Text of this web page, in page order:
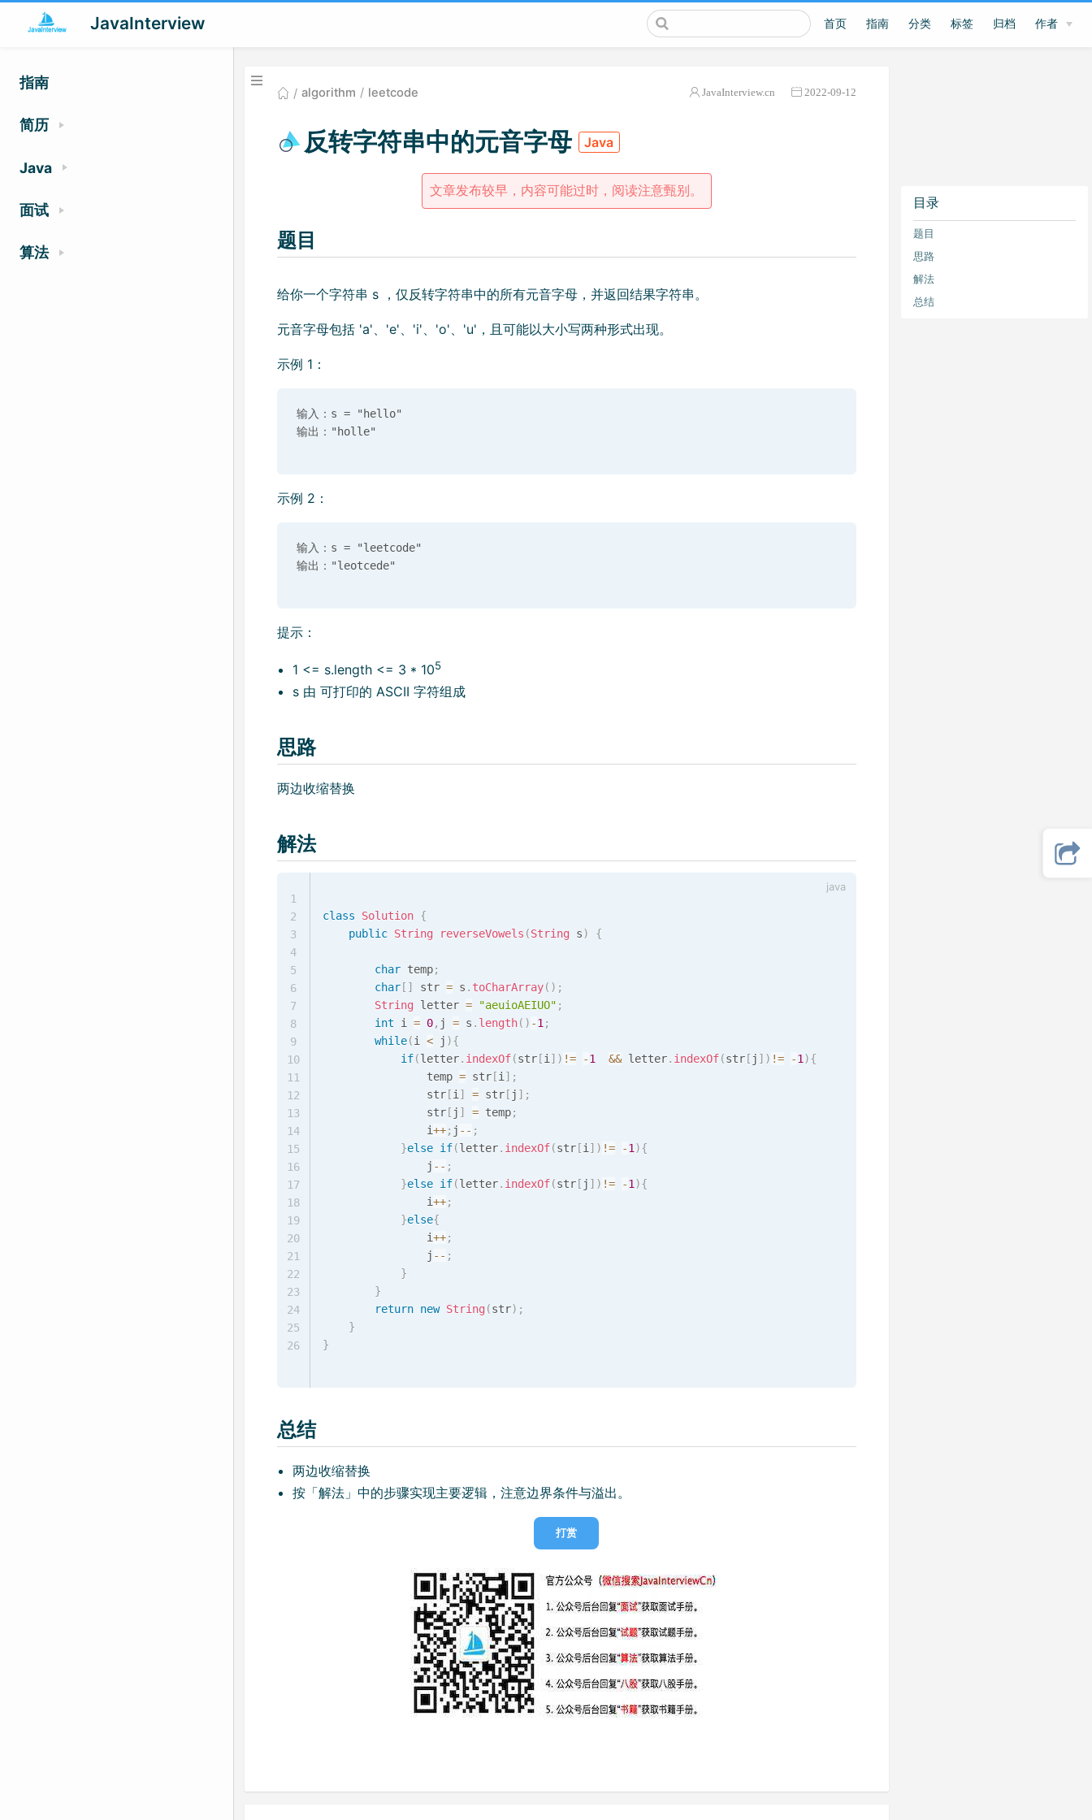
JavaInterview 首页 指南 分类 标签 归档 作者
指南
简历
Java
面试
算法
algorithm leetcode JavaInterview.cn 2022-09-12
目录
题目
思路
解法
总结
反转字符串中的元音字母 Java
文章发布较早，内容可能过时，阅读注意甄别。
题目
给你一个字符串 s ，仅反转字符串中的所有元音字母，并返回结果字符串。
元音字母包括 'a'、'e'、'i'、'o'、'u'，且可能以大小写两种形式出现。
示例 1：
输入：s = "hello"
示例 2：
输入：s = "leetcode"
提示：
1 <= s.length <= 3 * 105
s 由 可打印的 ASCII 字符组成
思路
两边收缩替换
解法
class Solution {
public String reverseVowels (String s) {
char temp;
char[ ] str = s . toCharArray( ) ;
String letter = "aeuioAEIUO" ;
int i = 0, j = s . length( ) -1 ;
while(i < j ){
if(letter. indexOf(str[i ] ) != -1 && letter. indexOf(str[ j ] ) != -1 ){
                temp
= str[i ] ;
                str
[i ] = str[ j ] ;
                str
[ j ] = temp;
                i
++; j -- ;
}else if(letter. indexOf(str[i ] ) != -1 ){
                j
-- ;
}else if(letter. indexOf(str[ j ] ) != -1 ){
                i
++;
}else{
                i
++;
                j
-- ;
}
}
return new String (str) ;
}
}
1
2
3
4
5
6
7
8
9
10
11
12
13
14
15
16
17
18
19
20
21
22
23
24
25
26
总结
两边收缩替换
按「解法」中的步骤实现主要逻辑，注意边界条件与溢出。
打赏